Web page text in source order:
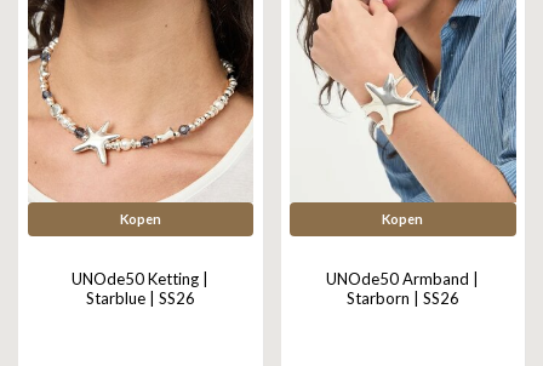
LILLY
KAPTEN & SON
Kopen
UNOde50 Ketting |
Starblue | SS26
Kopen
UNOde50 Armband |
Starborn | SS26